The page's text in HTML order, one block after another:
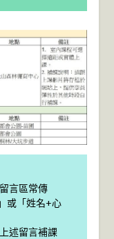
言區常傳
或「姓名+心
述留言補課